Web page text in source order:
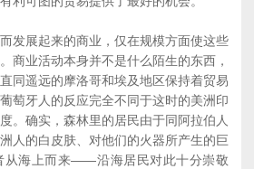
展起来的商业，仅在规模方面使这些
商业活动本身并不是什么陌生的东西，
同遥远的摩洛哥和埃及地区保持着贸易
萄牙人的反应完全不同于这时的美洲印
。确实，森林里的居民由于同阿拉伯人
人的白皮肤、对他们的火器所产生的巨
从海上而来――沿海居民对此十分崇敬